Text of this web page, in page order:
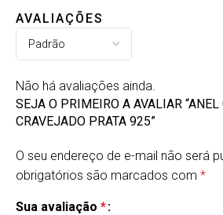
AVALIAÇÕES
Não há avaliações ainda.
SEJA O PRIMEIRO A AVALIAR
CRAVEJADO PRATA 925”
O seu endereço de e-mail não será
obrigatórios são marcados com *
Sua avaliação *